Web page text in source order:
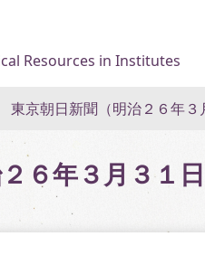
Resources in Institutes
東京朝日新聞（明治２６年３
６年３月３１日